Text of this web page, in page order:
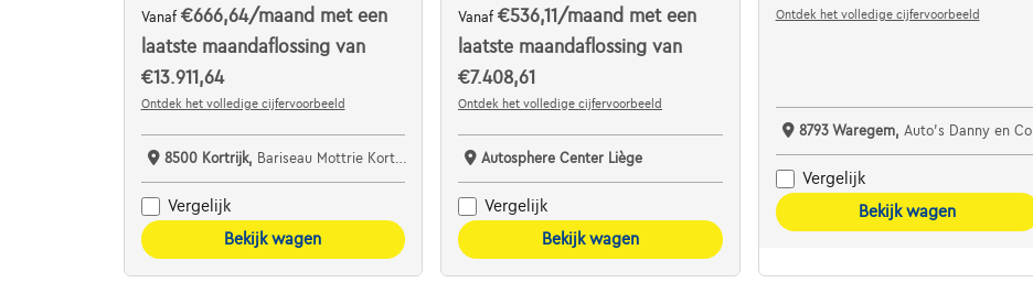
Vanaf €666,64/maand met een
laatste maandaflossing van
€13.911,64
Ontdek het volledige cijfervoorbeeld
8500 Kortrijk, Bariseau Mottrie Kortrijk
Vergelijk
Bekijk wagen
Vanaf€536,11 /maand met een
laatste maandaflossing van
€7.408,61
Ontdek het volledige cijfervoorbeeld
Autosphere Center Liège
Vergelijk
Bekijk wagen
Ontdek het volledige cijfervoorbeeld
8793 Waregem, Auto's Danny en Co
Vergelijk
Bekijk wagen